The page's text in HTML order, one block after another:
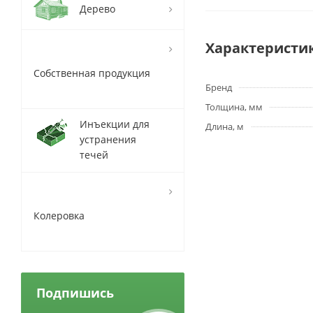
Бренд
Толщина, мм
Длина, м
Дерево
Собственная продукция
Инъекции для
устранения
течей
Колеровка
Подпишись